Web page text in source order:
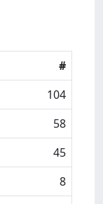
#
104
58
45
8